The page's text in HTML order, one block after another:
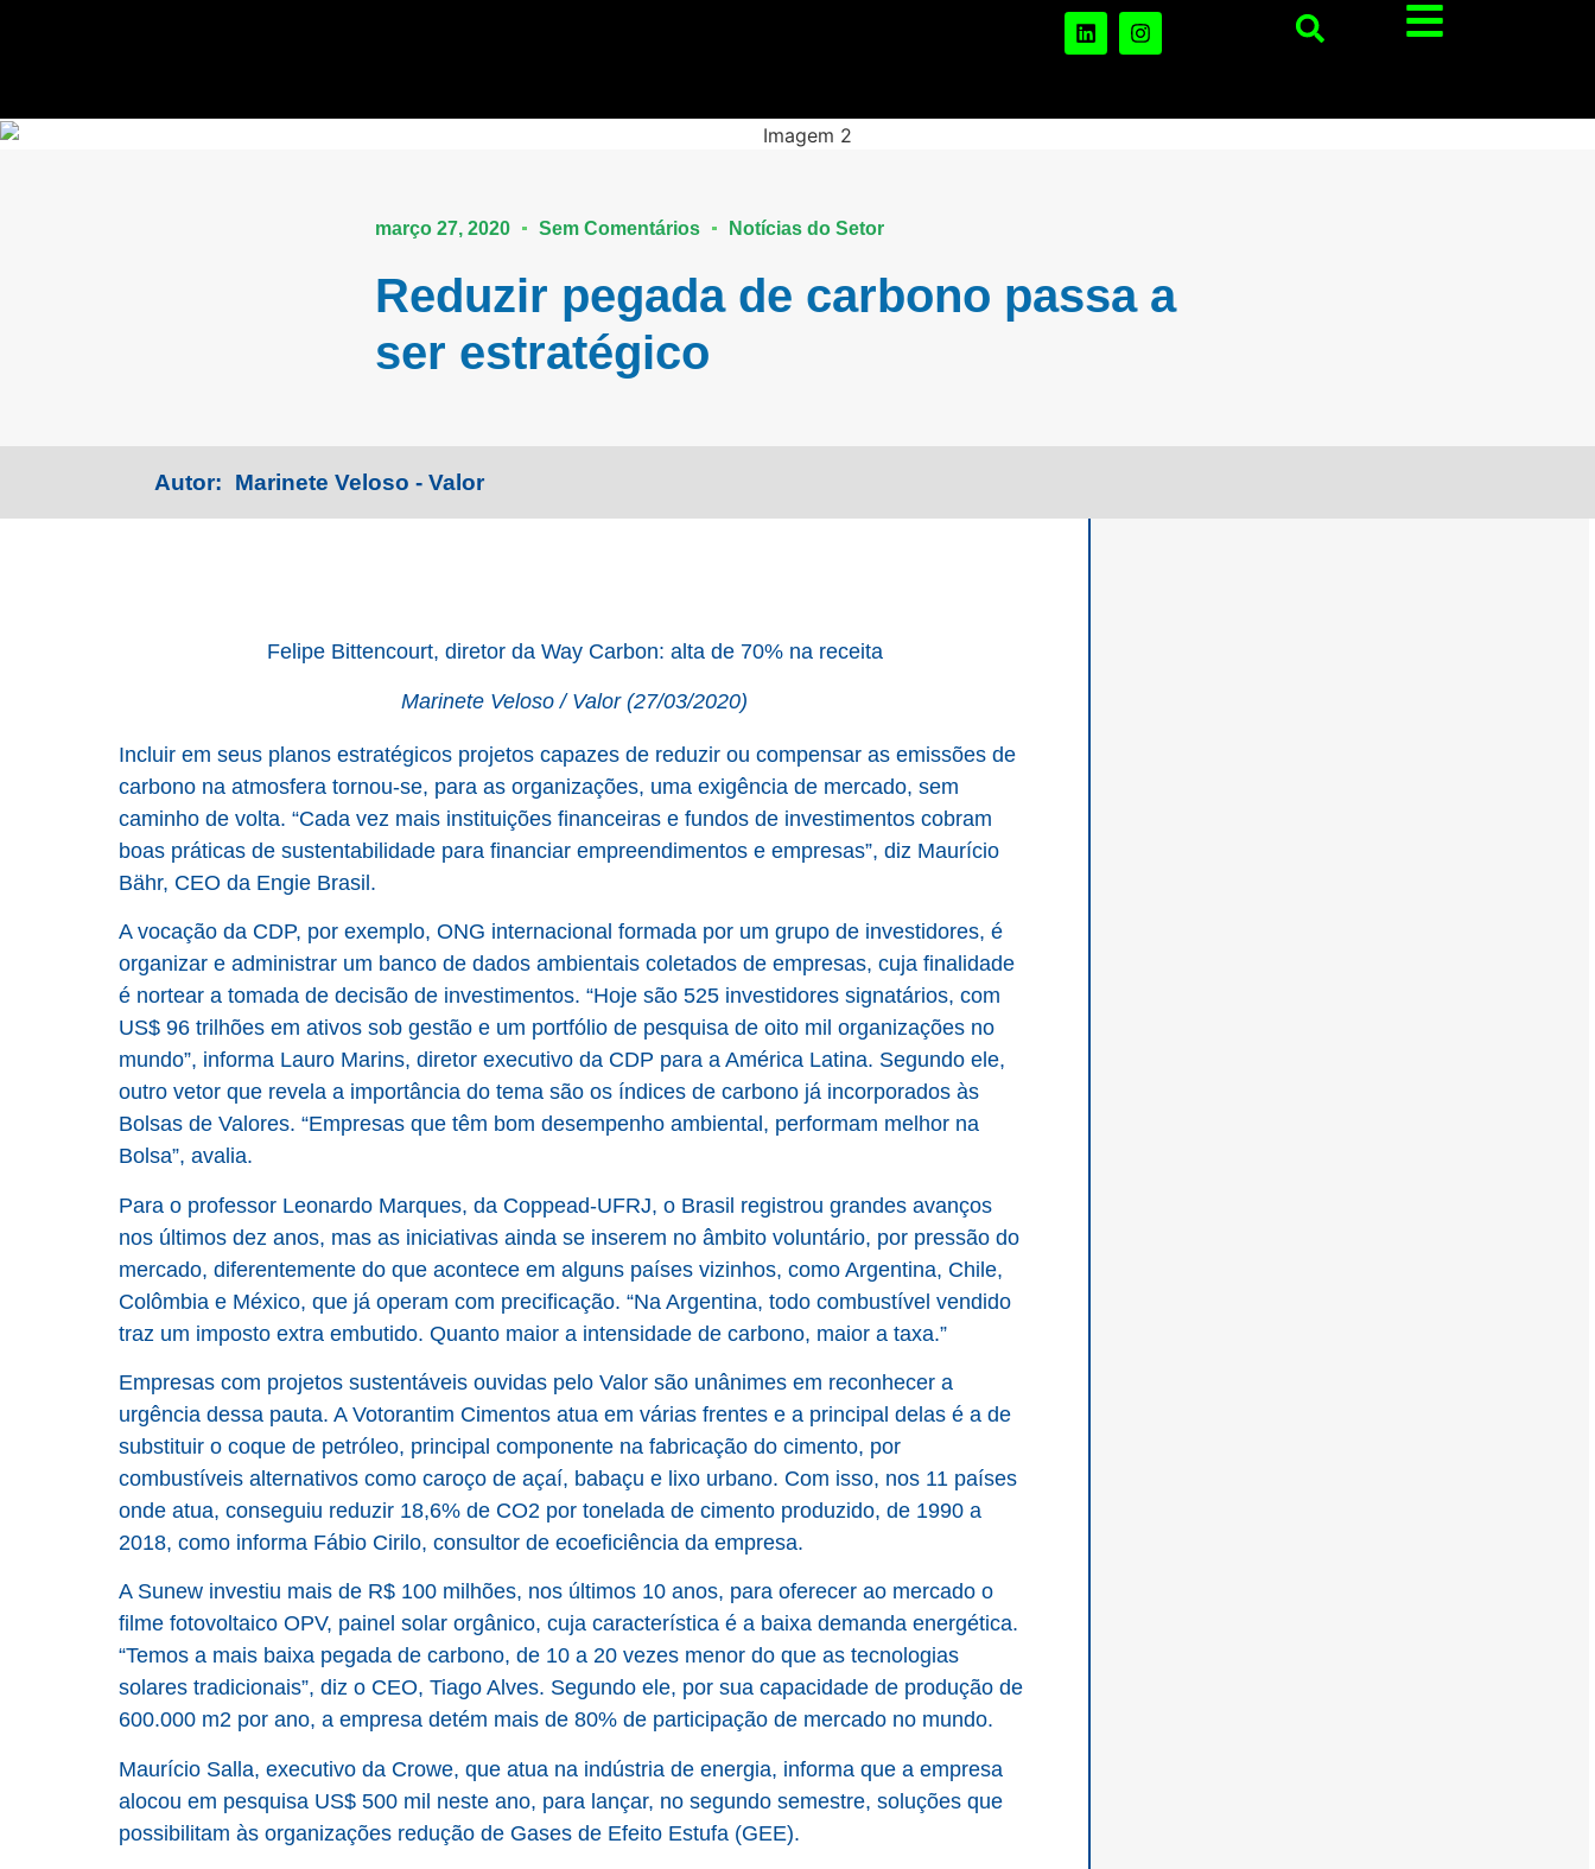
março 27, 2020 Sem Comentários Notícias do Setor
Reduzir pegada de carbono passa a
ser estratégico
Autor: Marinete Veloso - Valor
Felipe Bittencourt, diretor da Way Carbon: alta de 70% na receita
Marinete Veloso / Valor (27/03/2020)
Incluir em seus planos estratégicos projetos capazes de reduzir ou compensar as emissões de
carbono na atmosfera tornou-se, para as organizações, uma exigência de mercado, sem
caminho de volta. “Cada vez mais instituições financeiras e fundos de investimentos cobram
boas práticas de sustentabilidade para financiar empreendimentos e empresas”, diz Maurício
Bähr, CEO da Engie Brasil.
A vocação da CDP, por exemplo, ONG internacional formada por um grupo de investidores, é
organizar e administrar um banco de dados ambientais coletados de empresas, cuja finalidade
é nortear a tomada de decisão de investimentos. “Hoje são 525 investidores signatários, com
US$ 96 trilhões em ativos sob gestão e um portfólio de pesquisa de oito mil organizações no
mundo”, informa Lauro Marins, diretor executivo da CDP para a América Latina. Segundo ele,
outro vetor que revela a importância do tema são os índices de carbono já incorporados às
Bolsas de Valores. “Empresas que têm bom desempenho ambiental, performam melhor na
Bolsa”, avalia.
Para o professor Leonardo Marques, da Coppead-UFRJ, o Brasil registrou grandes avanços
nos últimos dez anos, mas as iniciativas ainda se inserem no âmbito voluntário, por pressão do
mercado, diferentemente do que acontece em alguns países vizinhos, como Argentina, Chile,
Colômbia e México, que já operam com precificação. “Na Argentina, todo combustível vendido
traz um imposto extra embutido. Quanto maior a intensidade de carbono, maior a taxa.”
Empresas com projetos sustentáveis ouvidas peloValor são unânimes em reconhecer a
urgência dessa pauta. A Votorantim Cimentos atua em várias frentes e a principal delas é a de
substituir o coque de petróleo, principal componente na fabricação do cimento, por
combustíveis alternativos como caroço de açaí, babaçu e lixo urbano. Com isso, nos 11 países
onde atua, conseguiu reduzir 18,6% de CO2 por tonelada de cimento produzido, de 1990 a
2018, como informa Fábio Cirilo, consultor de ecoeficiência da empresa.
A Sunew investiu mais de R$ 100 milhões, nos últimos 10 anos, para oferecer ao mercado o
filme fotovoltaico OPV, painel solar orgânico, cuja característica é a baixa demanda energética.
“Temos a mais baixa pegada de carbono, de 10 a 20 vezes menor do que as tecnologias
solares tradicionais”, diz o CEO, Tiago Alves. Segundo ele, por sua capacidade de produção de
600.000 m2 por ano, a empresa detém mais de 80% de participação de mercado no mundo.
Maurício Salla, executivo da Crowe, que atua na indústria de energia, informa que a empresa
alocou em pesquisa US$ 500 mil neste ano, para lançar, no segundo semestre, soluções que
possibilitam às organizações redução de Gases de Efeito Estufa (GEE).